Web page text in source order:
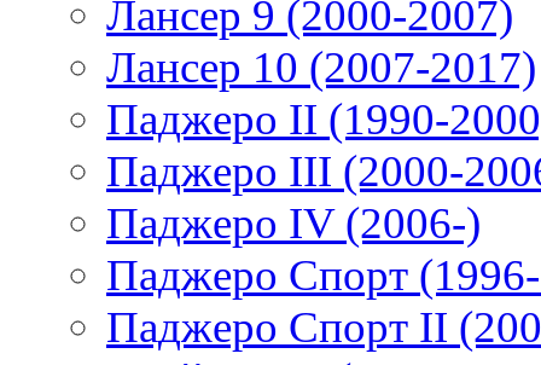
Лансер 9 (2000-2007)
Лансер 10 (2007-2017)
Паджеро II (1990-
Паджеро III (2000-
Паджеро IV (2006-)
Паджеро Спорт
Паджеро Спорт II